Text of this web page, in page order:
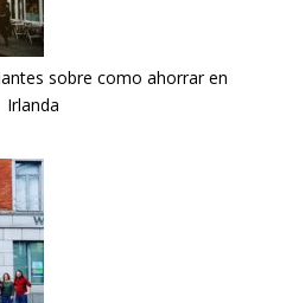
sobre como ahorrar en
Irlanda